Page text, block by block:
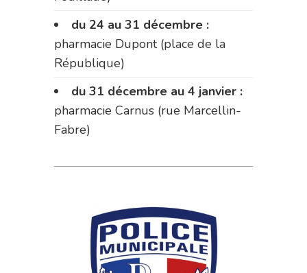
du 24 au 31 décembre :
pharmacie Dupont (place de la
République)
du 31 décembre au 4 janvier :
pharmacie Carnus (rue Marcellin-
Fabre)